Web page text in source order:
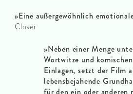
»Eine außergewöhnlich
Closer
»Neben einer Menge
Wortwitze und
Einlagen, setzt der Film
lebensbejahende